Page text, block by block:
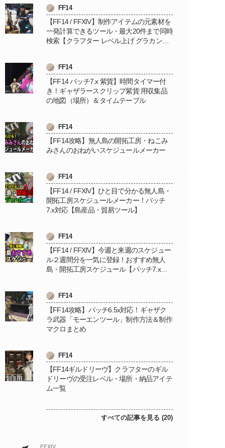
FF14
【FF14 / FFXIV】制作アイテムの元素材を
一発計算できるツール・最大20件まで同時
検索【クラフター レベル上げ グラカン納
FF14
【FF14 パッチ7.x 紫貨】時間タイマー付
き！ギャザラースクリップ紫貨 用収集品
の地図（場所）＆タイムテーブル
FF14
【FF14攻略】無人島の開拓工房・ねこみ
みさんのおねがいスケジュールメーカー
FF14
【FF14 / FFXIV】ひと目で分かる無人島・
開拓工房スケジュールメーカー！パッチ
7.x対応【島産品・貿易ツール】
FF14
【FF14 / FFXIV】今週と来週のスケジュー
ル２週間分を一気に登録！おすすめ無人
島・開拓工房スケジュール【パッチ7.x対
FF14
【FF14攻略】パッチ6.5x対応！ギャザク
ラ武器「モーエンツール」制作方法＆制作
マクロまとめ
FF14
【FF14ギルドリーヴ】クラフターのギル
ドリーヴの受注レベル・場所・納品アイテ
ム一覧
すべての記事を見る (20)
FFXIV